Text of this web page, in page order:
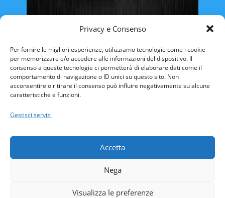
Privacy e Consenso
Per fornire le migliori esperienze, utilizziamo tecnologie come i cookie
per memorizzare e/o accedere alle informazioni del dispositivo. Il
consenso a queste tecnologie ci permetterà di elaborare dati come il
comportamento di navigazione o ID unici su questo sito. Non
acconsentire o ritirare il consenso può influire negativamente su alcune
caratteristiche e funzioni.
Gestisci servizi
Accetta
Nega
Visualizza le preferenze
CAMPANIA
FRIULI VENEZIA-GIULIA
LAZIO
LIGURIA
SARDEGNA
TOSCANA
TRENTINO ALTO-ADIGE